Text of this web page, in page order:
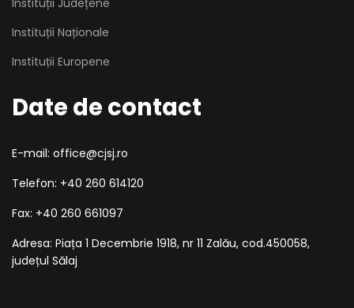
Instituții Județene
Instituții Naționale
Instituții Europene
Date de contact
E-mail: office@cjsj.ro
Telefon: +40 260 614120
Fax: +40 260 661097
Adresa: Piața 1 Decembrie 1918, nr 11 Zalău, cod.450058,
județul Sălaj